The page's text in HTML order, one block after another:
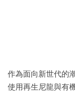
作為面向新世代的
使用再生尼龍與有